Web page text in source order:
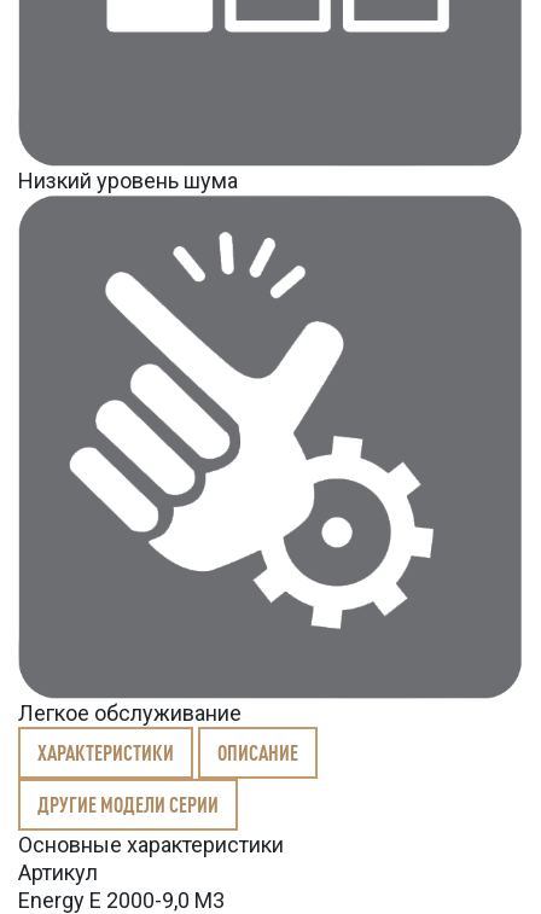
Низкий уровень шума
Легкое обслуживание
ХАРАКТЕРИСТИКИ ОПИСАНИЕ
ДРУГИЕ МОДЕЛИ СЕРИИ
Основные характеристики
Артикул
Energy E 2000-9,0 M3